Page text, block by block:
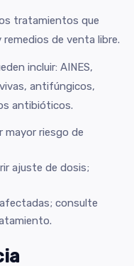
tratamientos que
de venta libre.
incluir: AINES,
antifúngicos,
antibióticos.
mayor riesgo de
ajuste de dosis;
consulte